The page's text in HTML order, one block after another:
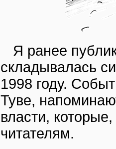
Я ранее
складывалась
1998 году.
Туве,
власти,
читателям.